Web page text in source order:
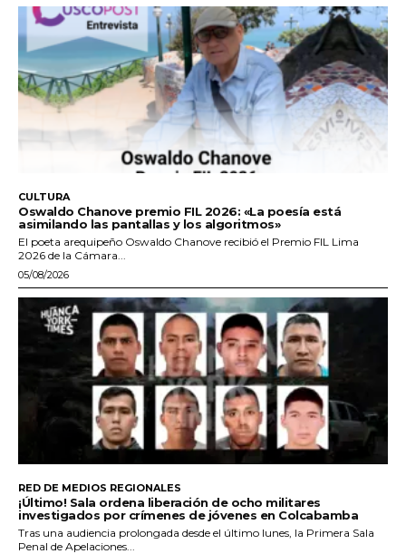
CULTURA
Oswaldo Chanove premio FIL 2026: «La poesía está
asimilando las pantallas y los algoritmos»
El poeta arequipeño Oswaldo Chanove recibió el Premio FIL Lima
2026 de la Cámara...
05/08/2026
RED DE MEDIOS REGIONALES
¡Último! Sala ordena liberación de ocho militares
investigados por crímenes de jóvenes en Colcabamba
Tras una audiencia prolongada desde el último lunes, la Primera Sala
Penal de Apelaciones...